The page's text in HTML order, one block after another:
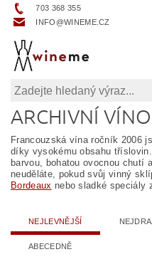
703 368 355
INFO@WINEME.CZ
ARCHIVNÍ
Francouzská vína ročník 2006
díky vysokému obsahu
barvou, bohatou ovocnou chutí
neuděláte, pokud svůj vinný
Bordeaux nebo sladké speciály
NEJLEVNĚJŠÍ
ABECEDNĚ